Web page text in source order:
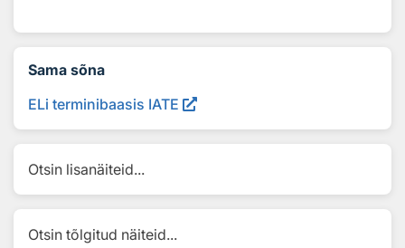
Sama sõna
ELi terminibaasis IATE
Otsin lisanäiteid...
Otsin tõlgitud näiteid...